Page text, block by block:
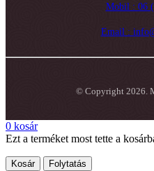
Mobil : 06
Email :
© Copyright 2026.
0 kosár
Ezt a terméket most tette a
Kosár Folytatás